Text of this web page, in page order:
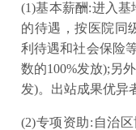
(1)基本薪酬:进入
的待遇，按医院同
利待遇和社会保险
数的100%发放);另
发)。出站成果优异
(2)专项资助:自治